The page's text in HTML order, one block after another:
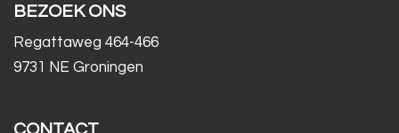
BEZOEK ONS
Regattaweg 464-466
9731 NE Groningen
CONTACT